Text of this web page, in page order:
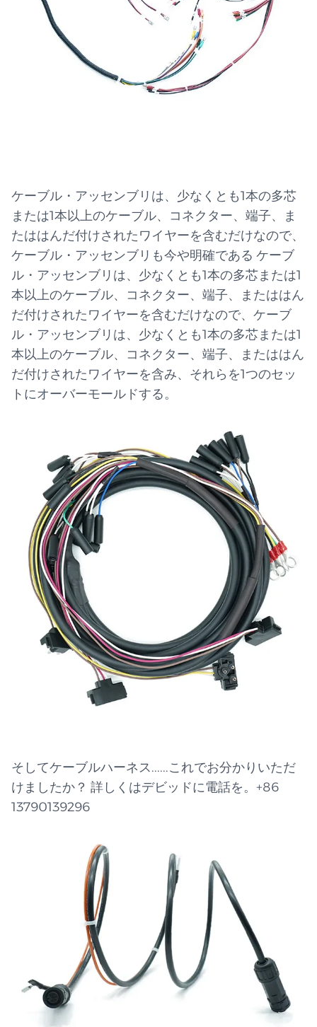
ケーブル・アッセンブリは、少なくとも1本の多芯
または1本以上のケーブル、コネクター、端子、ま
たははんだ付けされたワイヤーを含むだけなので、
ケーブル・アッセンブリも今や明確である ケーブ
ル・アッセンブリは、少なくとも1本の多芯または1
本以上のケーブル、コネクター、端子、またははん
だ付けされたワイヤーを含むだけなので、ケーブ
ル・アッセンブリは、少なくとも1本の多芯または1
本以上のケーブル、コネクター、端子、またははん
だ付けされたワイヤーを含み、それらを1つのセッ
トにオーバーモールドする。
そしてケーブルハーネス......これでお分かりいただ
けましたか？ 詳しくはデビッドに電話を。+86
13790139296